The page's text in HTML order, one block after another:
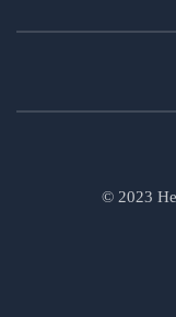
© 2023